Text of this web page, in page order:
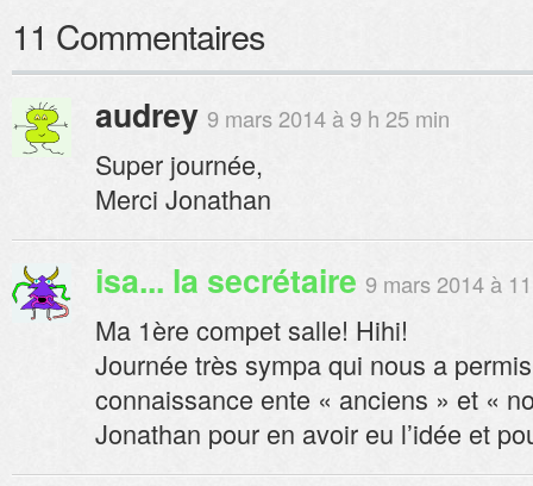
11 Commentaires
audrey 9 mars 2014 à 9 h 25 min
Super journée,
Merci Jonathan
isa... la secrétaire 9 mars 2014 à
Ma 1ère compet salle! Hihi!
Journée très sympa qui nous a
connaissance ente « anciens » et «
Jonathan pour en avoir eu l’idée et